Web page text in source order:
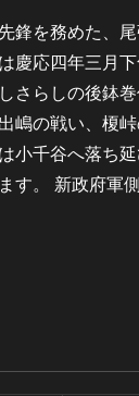
鋒を務めた、
慶応四年三月
さらしの後鉢
嶋の戦い、榎
小千谷へ落ち
す。 新政府軍